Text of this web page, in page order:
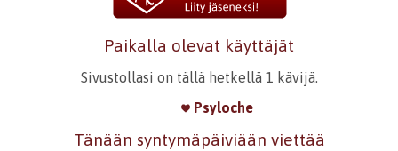
Paikalla olevat käyttäjät
Sivustollasi on tällä hetkellä 1 kävijä.
Psyloche
Tänään syntymäpäiviään viettää